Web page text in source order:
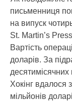
письменниця
на випуск
St. Martin’s
Вартість
доларів. За
Хокінг вдалося
мільйонів